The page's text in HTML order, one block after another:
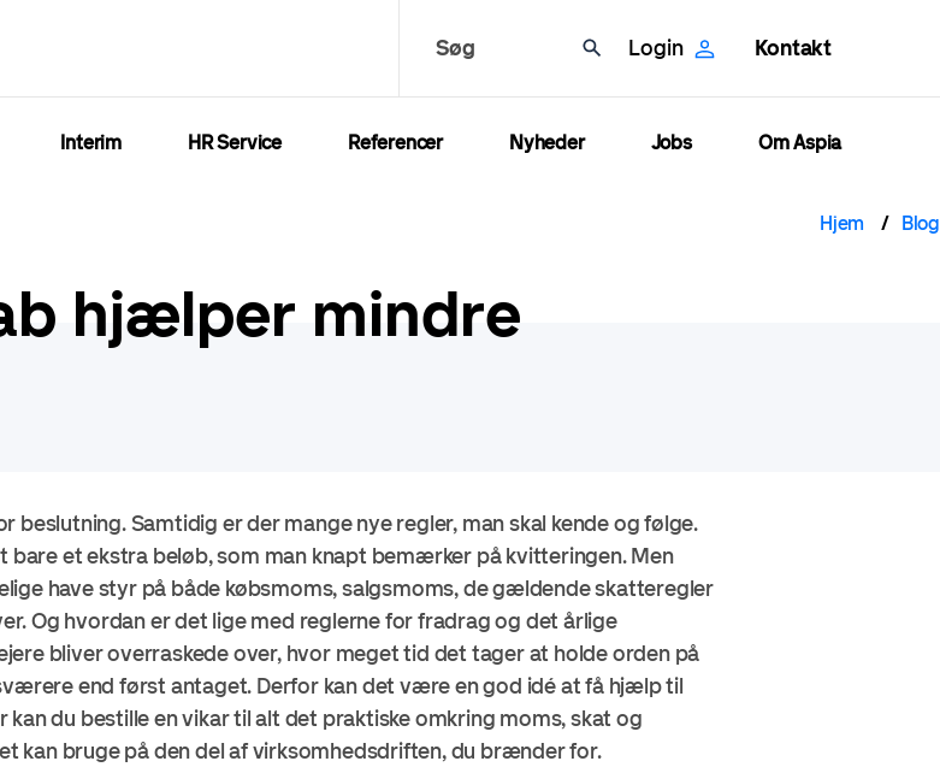
Søg Login Kontakt
Interim HR Service Referencer Nyheder Jobs Om Aspia
Hjem Blog
hjælper mindre
Samtidig er der mange nye regler, man skal kende og følge.
et ekstra beløb, som man knapt bemærker på kvitteringen. Men
have styr på både købsmoms, salgsmoms, de gældende skatteregler
Og hvordan er det lige med reglerne for fradrag og det årlige
bliver overraskede over, hvor meget tid det tager at holde orden på
end først antaget. Derfor kan det være en god idé at få hjælp til
du bestille en vikar til alt det praktiske omkring moms, skat og
kan bruge på den del af virksomhedsdriften, du brænder for.